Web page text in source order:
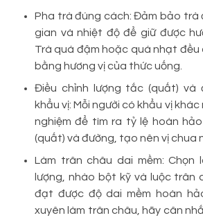
Pha trà đúng cách: Đảm bảo trà
gian và nhiệt độ để giữ được
Trà quá đậm hoặc quá nhạt
bằng hương vị của thức uống.
Điều chỉnh lượng tắc (quất) và
khẩu vị: Mỗi người có khẩu vị
nghiệm để tìm ra tỷ lệ hoàn
(quất) và đường, tạo nên vị chua
Làm trân châu dai mềm:
lượng, nhào bột kỹ và luộc trân
đạt được độ dai mềm hoàn
xuyên làm trân châu, hãy cân